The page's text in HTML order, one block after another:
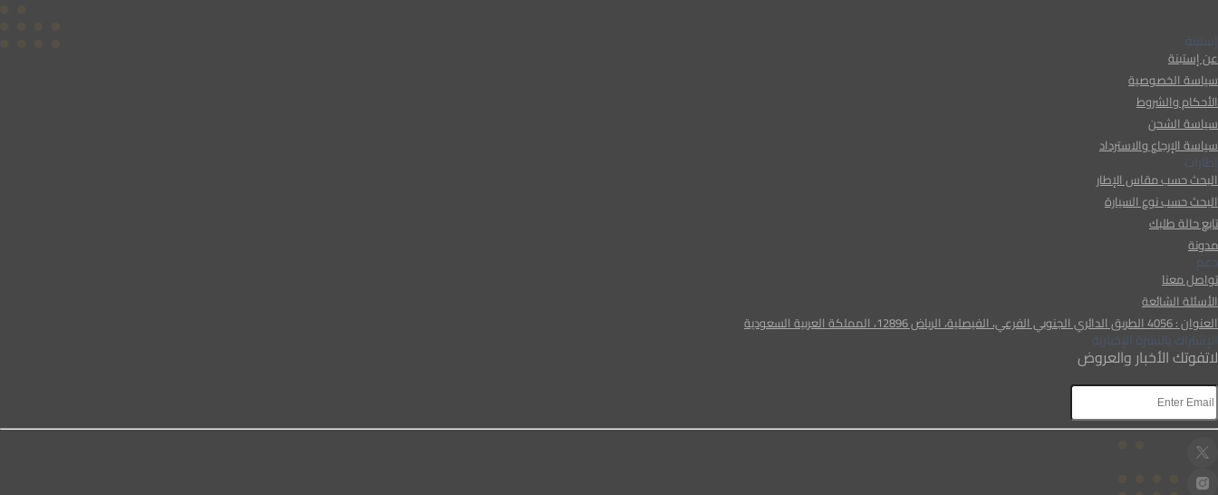
إستبنة
عن إستبنة
سياسة الخصوصية
الأحكام والشروط
سياسة الشحن
سياسة الإرجاع والاسترداد
إطارات
البحث حسب مقاس الإطار
البحث حسب نوع السيارة
تابع حالة طلبك
مدونة
دعم
تواصل معنا
الأسئلة الشائعة
العنوان : 4056 الطريق الدائري الجنوبي الفرعي، الفيصلية، الرياض 12896، المملكة العربية السعودية
الإشتراك بالنشرة الإخبارية
لاتفوتك الأخبار والعروض